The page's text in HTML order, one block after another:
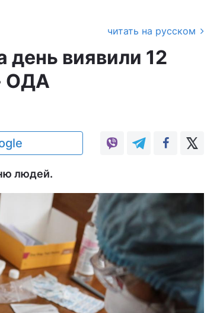
читать на русском
день виявили 12
ОДА
людей.